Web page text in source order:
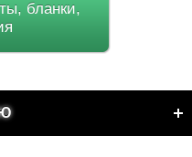
бланки,